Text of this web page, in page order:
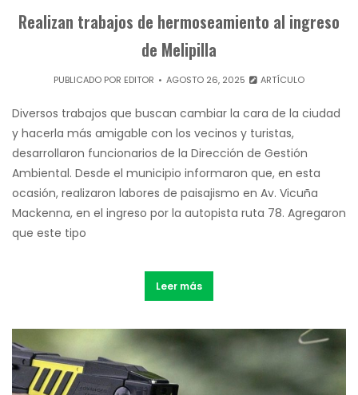
Realizan trabajos de hermoseamiento al ingreso
de Melipilla
PUBLICADO POR EDITOR AGOSTO 26, 2025 ARTÍCULO
Diversos trabajos que buscan cambiar la cara de la ciudad
y hacerla más amigable con los vecinos y turistas,
desarrollaron funcionarios de la Dirección de Gestión
Ambiental. Desde el municipio informaron que, en esta
ocasión, realizaron labores de paisajismo en Av. Vicuña
Mackenna, en el ingreso por la autopista ruta 78. Agregaron
que este tipo
Leer más